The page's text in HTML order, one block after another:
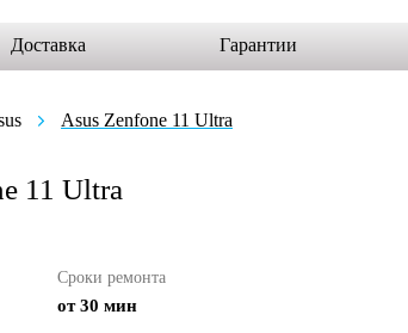
Доставка Гарантии
Asus Zenfone 11 Ultra
11 Ultra
Сроки ремонта
от 30 мин